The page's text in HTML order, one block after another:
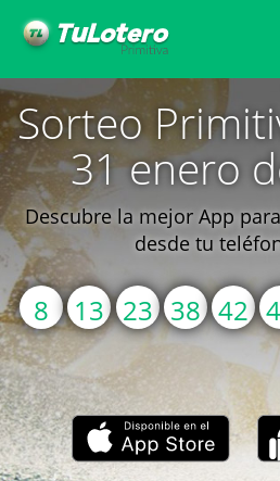
Sorteo
31 enero
Descubre la mejor App
desde tu
8 13 23 38 42